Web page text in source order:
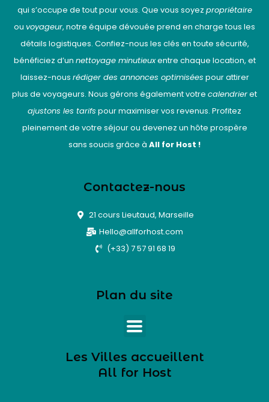
qui s’occupe de tout pour vous. Que vous soyez propriétaire
ou voyageur, notre équipe dévouée prend en charge tous les
détails logistiques. Confiez-nous les clés en toute sécurité,
bénéficiez d’un nettoyage minutieuxentre chaque location, et
laissez-nous rédiger des annonces optimisées pour attirer
plus de voyageurs. Nous gérons également votre calendrieret
ajustons les tarifs pour maximiser vos revenus. Profitez
pleinement de votre séjour ou devenez un hôte prospère
sans soucis grâce à All for Host !
Contactez-nous
21 cours Lieutaud, Marseille
Hello@allforhost.com
(+33) 7 57 91 68 19
Plan du site
Les Villes accueillent
All for Host